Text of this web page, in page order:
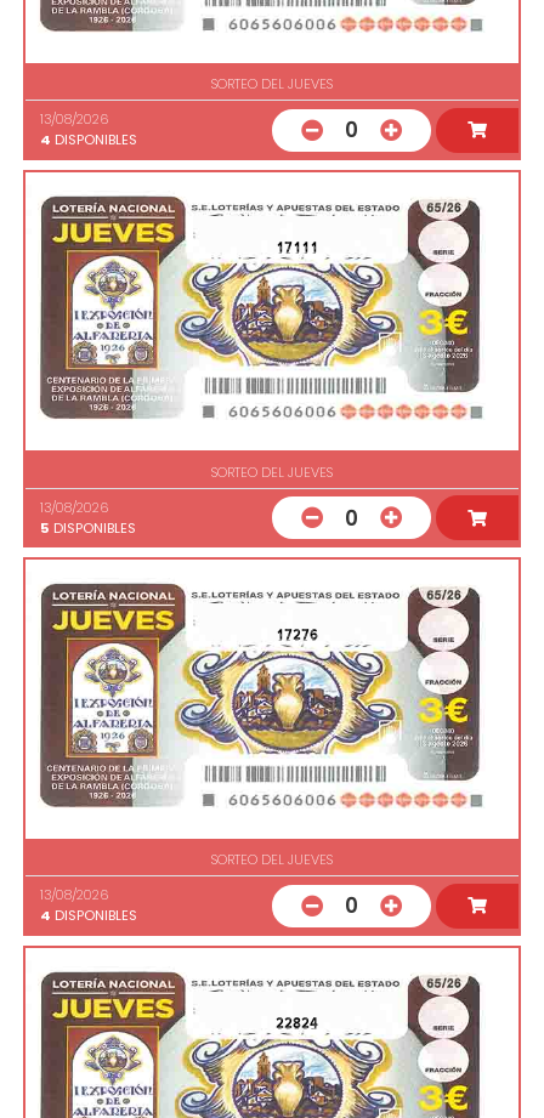
SORTEO DEL JUEVES
13/08/2026
4 DISPONIBLES 0
17111
SORTEO DEL JUEVES
13/08/2026
5 DISPONIBLES 0
17276
SORTEO DEL JUEVES
13/08/2026
4 DISPONIBLES 0
22824